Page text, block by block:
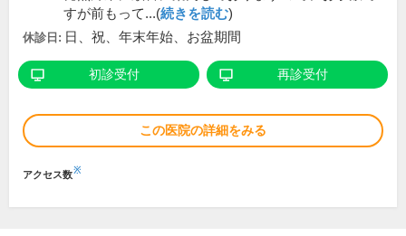
すが前もって...(続きを読む)
休診日: 日、祝、年末年始、お盆期間
初診受付 再診受付
この医院の詳細をみる
アクセス数※